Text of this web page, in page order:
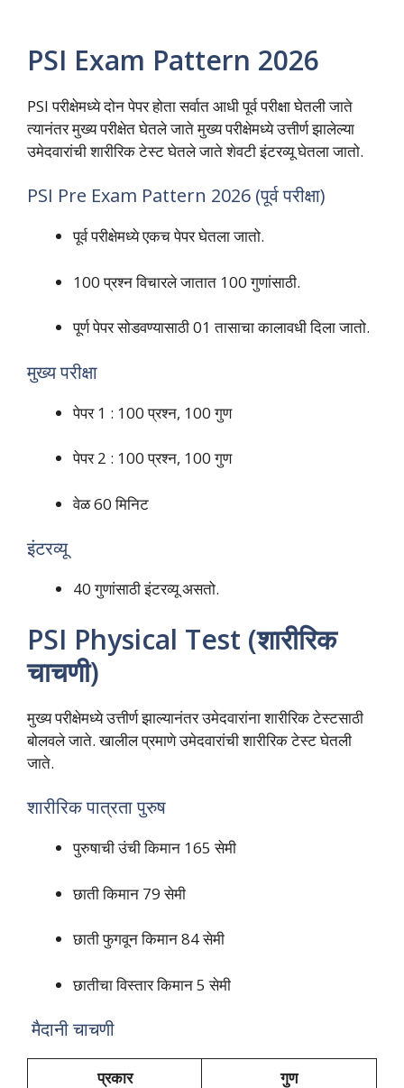
PSI Exam Pattern 2026
PSI परीक्षेमध्ये दोन पेपर होता सर्वात आधी पूर्व परीक्षा घेतली जाते
त्यानंतर मुख्य परीक्षेत घेतले जाते मुख्य परीक्षेमध्ये उत्तीर्ण झालेल्या
उमेदवारांची शारीरिक टेस्ट घेतले जाते शेवटी इंटरव्यू घेतला जातो.
PSI Pre Exam Pattern 2026 (पूर्व परीक्षा)
पूर्व परीक्षेमध्ये एकच पेपर घेतला जातो.
100 प्रश्न विचारले जातात 100 गुणांसाठी.
पूर्ण पेपर सोडवण्यासाठी 01 तासाचा कालावधी दिला जातो.
मुख्य परीक्षा
पेपर 1 : 100 प्रश्न, 100 गुण
पेपर 2 : 100 प्रश्न, 100 गुण
वेळ 60 मिनिट
इंटरव्यू
40 गुणांसाठी इंटरव्यू असतो.
PSI Physical Test (शारीरिक
चाचणी)
मुख्य परीक्षेमध्ये उत्तीर्ण झाल्यानंतर उमेदवारांना शारीरिक टेस्टसाठी
बोलवले जाते. खालील प्रमाणे उमेदवारांची शारीरिक टेस्ट घेतली
जाते.
शारीरिक पात्रता पुरुष
पुरुषाची उंची किमान 165 सेमी
छाती किमान 79 सेमी
छाती फुगवून किमान 84 सेमी
छातीचा विस्तार किमान 5 सेमी
मैदानी चाचणी
प्रकार गुण